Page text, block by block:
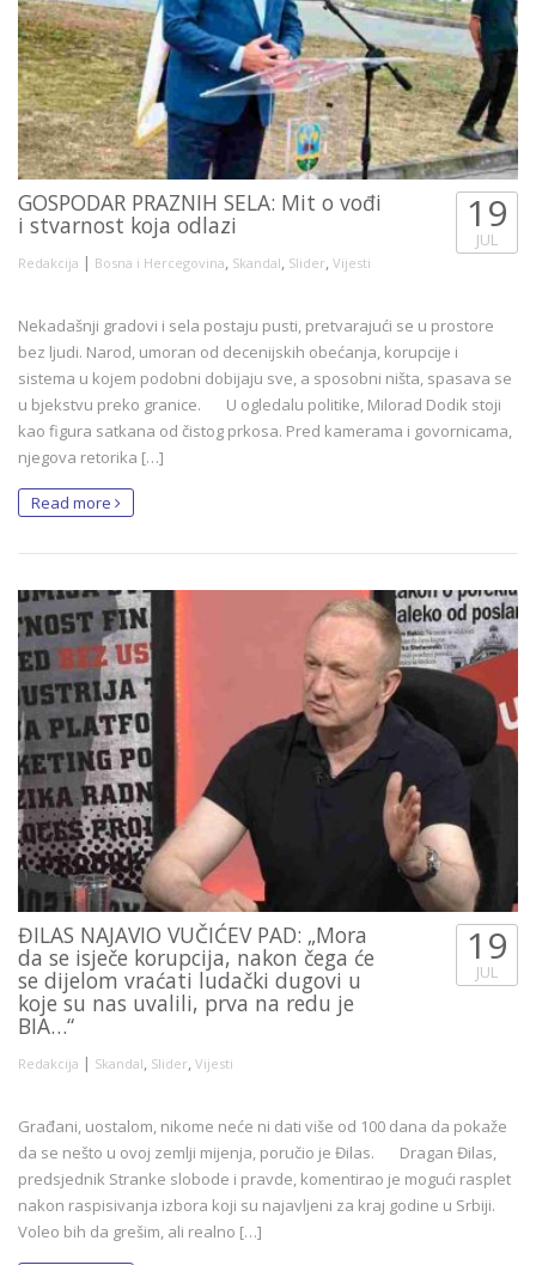
GOSPODAR PRAZNIH SELA: Mit o vođi
i stvarnost koja odlazi
Redakcija | Bosna i Hercegovina, Skandal, Slider, Vijesti
19
JUL
Nekadašnji gradovi i sela postaju pusti, pretvarajući se u prostore
bez ljudi. Narod, umoran od decenijskih obećanja, korupcije i
sistema u kojem podobni dobijaju sve, a sposobni ništa, spasava se
u bjekstvu preko granice. U ogledalu politike, Milorad Dodik stoji
kao figura satkana od čistog prkosa. Pred kamerama i govornicama,
njegova retorika […]
Read more
ĐILAS NAJAVIO VUČIĆEV PAD: „Mora
da se isječe korupcija, nakon čega će
se dijelom vraćati ludački dugovi u
koje su nas uvalili, prva na redu je
BIA…“
Redakcija | Skandal, Slider, Vijesti
19
JUL
Građani, uostalom, nikome neće ni dati više od 100 dana da pokaže
da se nešto u ovoj zemlji mijenja, poručio je Đilas. Dragan Đilas,
predsjednik Stranke slobode i pravde, komentirao je mogući rasplet
nakon raspisivanja izbora koji su najavljeni za kraj godine u Srbiji.
Voleo bih da grešim, ali realno […]